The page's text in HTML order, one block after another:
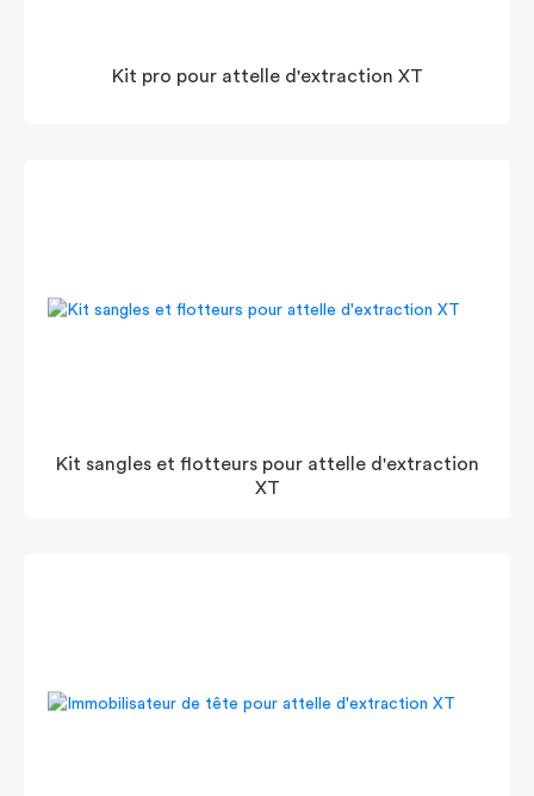
Kit pro pour attelle d'extraction XT
Kit sangles et flotteurs pour attelle d'extraction
XT